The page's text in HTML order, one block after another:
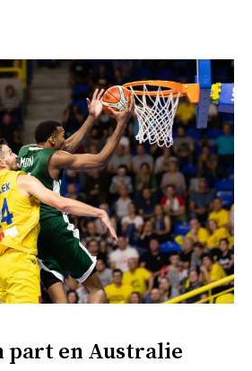
part en Australie